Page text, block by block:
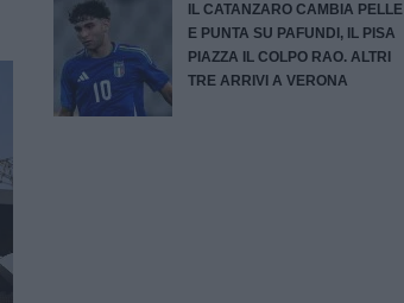
IL CATANZARO CAMBIA PELLE
E PUNTA SU PAFUNDI, IL PISA
PIAZZA IL COLPO RAO. ALTRI
TRE ARRIVI A VERONA